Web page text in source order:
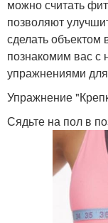
можно считать
позволяют
сделать объектом
познакомим вас
упражнениями для
Упражнение
Сядьте на пол в